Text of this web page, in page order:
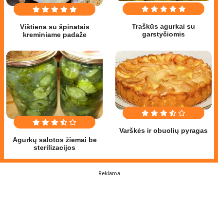
Vištiena su špinatais
kreminiame padaže
Traškūs agurkai su
garstyčiomis
Agurkų salotos žiemai be
sterilizacijos
Varškės ir obuolių pyragas
Reklama